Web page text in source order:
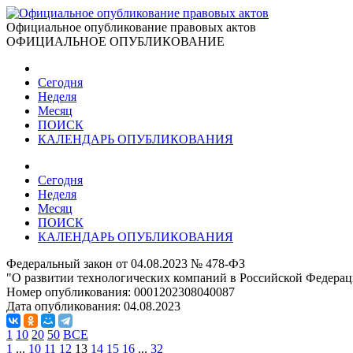
Официальное опубликование правовых актов
ОФИЦИАЛЬНОЕ ОПУБЛИКОВАНИЕ
Сегодня
Неделя
Месяц
ПОИСК
КАЛЕНДАРЬ ОПУБЛИКОВАНИЯ
Сегодня
Неделя
Месяц
ПОИСК
КАЛЕНДАРЬ ОПУБЛИКОВАНИЯ
Федеральный закон от 04.08.2023 № 478-ФЗ
"О развитии технологических компаний в Российской
Номер опубликования: 0001202308040087
Дата опубликования: 04.08.2023
1 10 20 50 ВСЕ
1 ... 10 11 12 13 14 15 16 ... 32